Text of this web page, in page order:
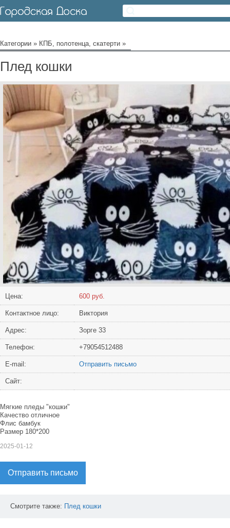
Категории » КПБ, полотенца, скатерти »
Плед кошки
Цена: 600 руб.
Контактное лицо: Виктория
Адрес: Зорге 33
Телефон: +79054512488
Е-mail: Отправить письмо
Сайт:
Мягкие пледы "кошки"
Качество отличное
Флис бамбук
Размер 180*200
2025-01-12
Отправить письмо
Смотрите также: Плед кошки